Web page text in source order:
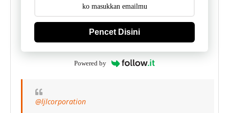
Pencet Disini
Powered by
@ljlcorporation